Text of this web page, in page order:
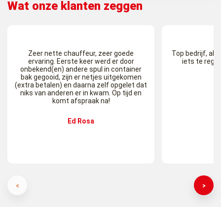
Wat onze klanten zeggen
Zeer nette chauffeur, zeer goede
ervaring. Eerste keer werd er door
onbekend(en) andere spul in container
bak gegooid, zijn er netjes uitgekomen
(extra betalen) en daarna zelf opgelet dat
niks van anderen er in kwam. Op tijd en
komt afspraak na!
Ed Rosa
Top bedrijf, als
iets te